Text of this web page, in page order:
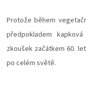
Protože během
předpokladem
zkoušek začátkem 60.
po celém světě.